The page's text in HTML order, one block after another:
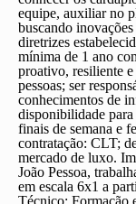
equipe, auxiliar no
buscando
diretrizes
mínima de 1 ano
proativo, resiliente e
pessoas; ser
conhecimentos de
disponibilidade
finais de semana e
contratação: CLT;
mercado de luxo.
João Pessoa,
em escala 6x1 a
Técnico: Formação